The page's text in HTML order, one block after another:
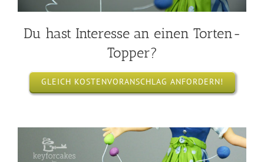
Du hast Interesse an einen Torten-
Topper?
GLEICH KOSTENVORANSCHLAG ANFORDERN!